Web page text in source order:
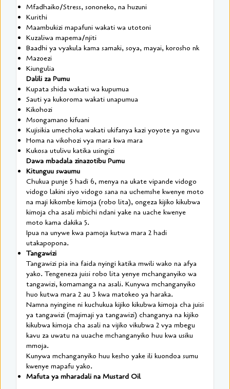
Mfadhaiko/Stress, sononeko, na huzuni
Kurithi
Maambukizi mapafuni wakati wa utotoni
Kuzaliwa mapema/njiti
Baadhi ya vyakula kama samaki, soya, mayai, korosho nk
Mazoezi
Kiungulia
Dalili za Pumu
Kupata shida wakati wa kupumua
Sauti ya kukoroma wakati unapumua
Kikohozi
Msongamano kifuani
Kujisikia umechoka wakati ukifanya kazi yoyote ya nguvu
Homa na vikohozi vya mara kwa mara
Kukosa utulivu katika usingizi
Dawa mbadala zinazotibu Pumu
Kitunguu swaumu
Chukua punje 5 hadi 6, menya na ukate vipande vidogo
vidogo lakini siyo vidogo sana na uchemshe kwenye moto
na maji kikombe kimoja (robo lita), ongeza kijiko kikubwa
kimoja cha asali mbichi ndani yake na uache kwenye
moto kama dakika 5.
Ipua na unywe kwa pamoja kutwa mara 2 hadi
utakapopona.
Tangawizi
Tangawizi pia ina faida nyingi katika mwili wako na afya
yako. Tengeneza juisi robo lita yenye mchanganyiko wa
tangawizi, komamanga na asali. Kunywa mchanganyiko
huo kutwa mara 2 au 3 kwa matokeo ya haraka.
Namna nyingine ni kuchukua kijiko kikubwa kimoja cha juisi
ya tangawizi (majimaji ya tangawizi) changanya na kijiko
kikubwa kimoja cha asali na vijiko vikubwa 2 vya mbegu
kavu za uwatu na uuache mchanganyiko huu kwa usiku
mmoja.
Kunywa mchanganyiko huu kesho yake ili kuondoa sumu
kwenye mapafu yako.
Mafuta ya mharadali na Mustard Oil